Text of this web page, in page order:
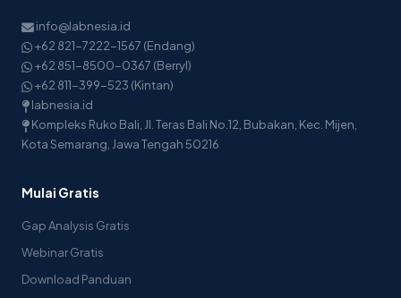
info@labnesia.id
+62 821-7222-1567 (Endang)
+62 851-8500-0367 (Berryl)
+62 811-399-523 (Kintan)
labnesia.id
Kompleks Ruko Bali, Jl. Teras Bali No.12, Bubakan, Kec. Mijen,
Kota Semarang, Jawa Tengah 50216
Mulai Gratis
Gap Analysis Gratis
Webinar Gratis
Download Panduan